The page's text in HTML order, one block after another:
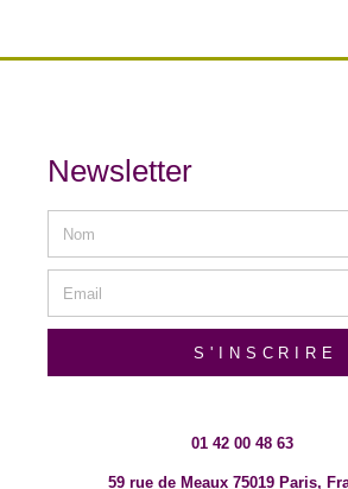
Newsletter
S'INSCRIRE
01 42 00 48 63
59 rue de Meaux 75019 Paris,